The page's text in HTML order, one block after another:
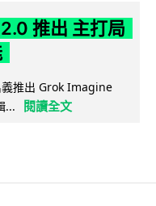
推出 主打局
推出 Grok Imagine
...
閱讀全文